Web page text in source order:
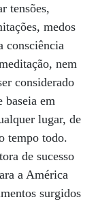
tensões,
medos
consciência
nem
considerado
baseia em
lugar, de
tempo todo.
de sucesso
a América
surgidos